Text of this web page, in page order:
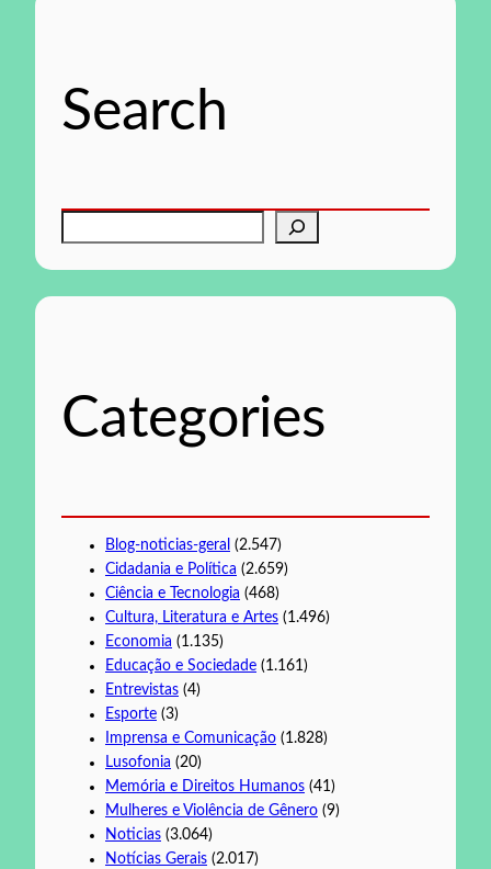
Search
aCategories
Blog-noticias-geral (2.547)
Cidadania e Política (2.659)
Ciência e Tecnologia (468)
Cultura, Literatura e Artes (1.496)
Economia (1.135)
Educação e Sociedade (1.161)
Entrevistas (4)
Esporte (3)
Imprensa e Comunicação (1.828)
Lusofonia (20)
Memória e Direitos Humanos (41)
Mulheres e Violência de Gênero (9)
Noticias (3.064)
Notícias Gerais (2.017)